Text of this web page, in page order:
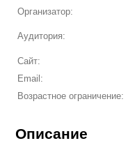
Организатор:
Аудитория:
Сайт:
Email:
Возрастное ограничение:
Описание